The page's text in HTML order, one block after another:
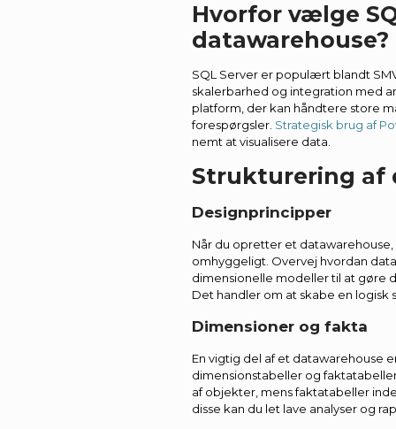
Hvorfor vælge
datawarehouse?
SQL Server er populært blandt
skalerbarhed og integration med
platform, der kan håndtere store
forespørgsler. Strategisk brug af
nemt at visualisere data.
Strukturering af
Designprincipper
Når du opretter et
omhyggeligt. Overvej hvordan
dimensionelle modeller til at gøre
Det handler om at skabe en
Dimensioner og fakta
En vigtig del af et datawarehouse
dimensionstabeller og
af objekter, mens faktatabeller
disse kan du let lave analyser og